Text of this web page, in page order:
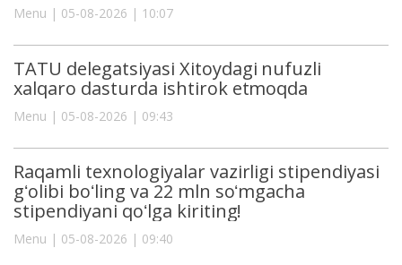
Menu | 05-08-2026 | 10:07
TATU delegatsiyasi Xitoydagi nufuzli
xalqaro dasturda ishtirok etmoqda
Menu | 05-08-2026 | 09:43
Raqamli texnologiyalar vazirligi stipendiyasi
gʻolibi boʻling va 22 mln soʻmgacha
stipendiyani qoʻlga kiriting!
Menu | 05-08-2026 | 09:40